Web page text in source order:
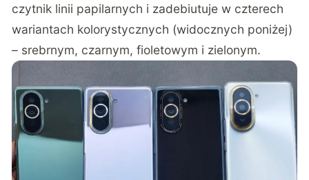
czytnik linii papilarnych i zadebiutuje w czterech
wariantach kolorystycznych (widocznych poniżej)
– srebrnym, czarnym, fioletowym i zielonym.